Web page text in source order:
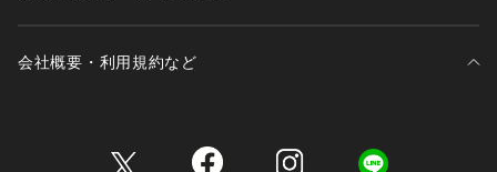
会社概要・利用規約など